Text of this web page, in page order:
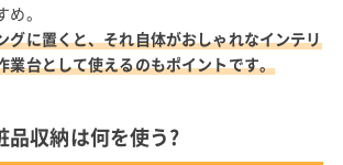
。
グに置くと、それ自体がおしゃれなインテリ
業台として使えるのもポイントです。
品収納は何を使う?